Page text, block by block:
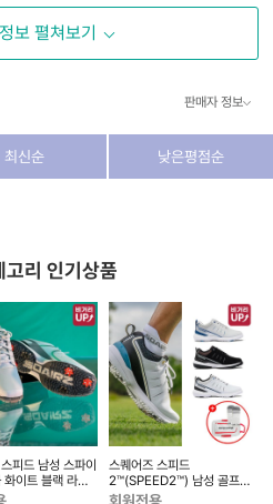
보 펼쳐보기
판매자 정보
덕양구 꽃마을로64, 1235호
최신순 낮은평점순
고리 인기상품
피드 남성 스파이
화이트 블랙 라임
스퀘어즈 스피드
2™(SPEED2™) 남성 골프화
접지력 기능성 플래그쉽 SQ-
회원전용